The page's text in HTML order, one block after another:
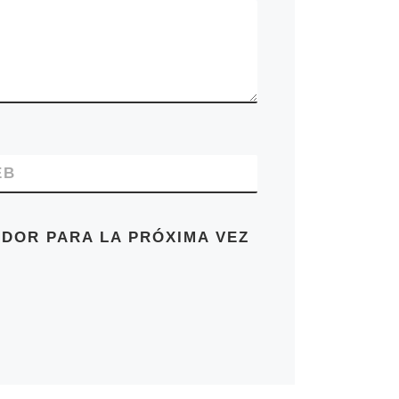
PARA LA PRÓXIMA VEZ